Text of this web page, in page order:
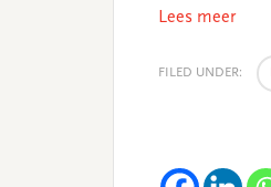
Lees meer
FILED UNDER: